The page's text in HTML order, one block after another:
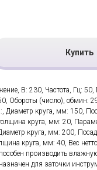
Купить
В: 230, Частота, Гц:
Обороты (число), обмин:
Диаметр круга, мм: 150,
круга, мм: 20,
круга, мм: 200,
круга, мм: 40, Вес
производить
для заточки